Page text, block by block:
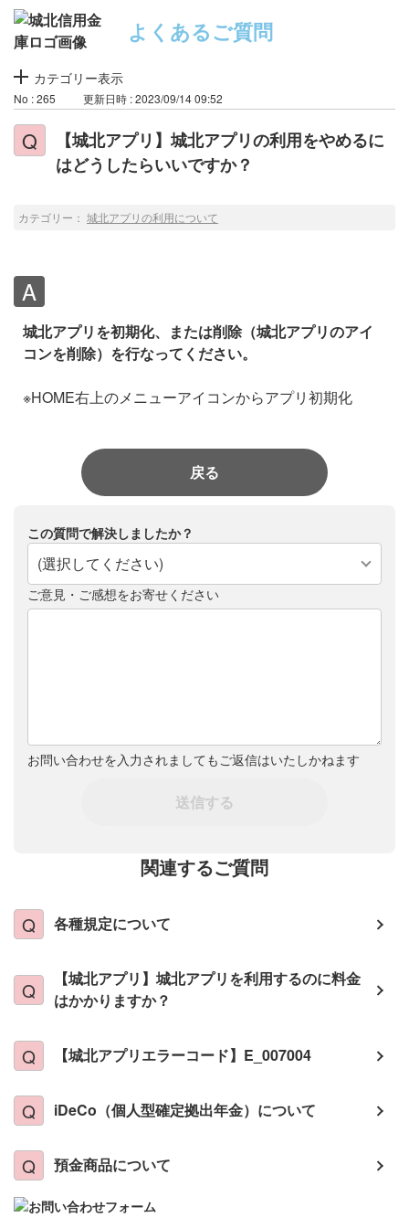
よくあるご質問
カテゴリー表示
No : 265 更新日時 : 2023/09/14 09:52
【城北アプリ】城北アプリの利用をやめるに
はどうしたらいいですか？
カテゴリー： 城北アプリの利用について
城北アプリを初期化、または削除（城北アプリのアイ
コンを削除）を行なってください。
※HOME右上のメニューアイコンからアプリ初期化
戻る
この質問で解決しましたか？
(選択してください)
ご意見・ご感想をお寄せください
お問い合わせを入力されましてもご返信はいたしかねます
送信する
関連するご質問
各種規定について
【城北アプリ】城北アプリを利用するのに料金
はかかりますか？
【城北アプリエラーコード】E_007004
iDeCo（個人型確定拠出年金）について
預金商品について